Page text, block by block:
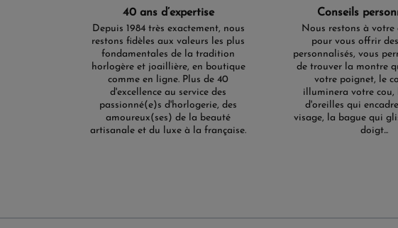
40 ans d’expertise
Depuis 1984 très exactement, nous
restons fidèles aux valeurs les plus
fondamentales de la tradition
horlogère et joaillière, en boutique
comme en ligne. Plus de 40
d'excellence au service des
passionné(e)s d'horlogerie, des
amoureux(ses) de la beauté
artisanale et du luxe à la française.
Conseils
Nous restons à votre
pour vous offrir
personnalisés, vous
de trouver la montre
votre poignet, le
illuminera votre cou,
d'oreilles qui
visage, la bague qui
doigt...